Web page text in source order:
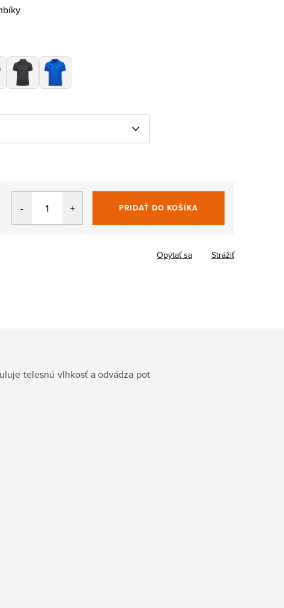
Jednotková
cena:
PRIDAŤ DO KOŠÍKA
Opýtať sa Strážiť
telesnú vlhkosť a odvádza pot